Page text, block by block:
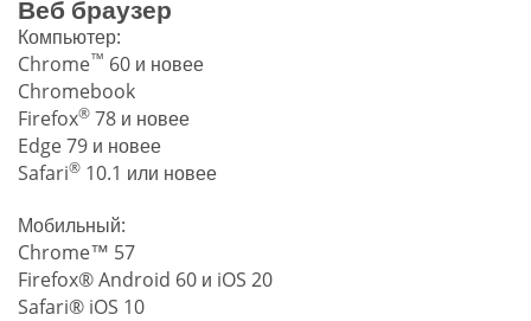
Веб браузер
Компьютер:
Chrome™ 60 и новее
Chromebook
Firefox® 78 и новее
Edge 79 и новее
Safari® 10.1 или новее
Мобильный:
Chrome™ 57
Firefox® Android 60 и iOS 20
Safari® iOS 10